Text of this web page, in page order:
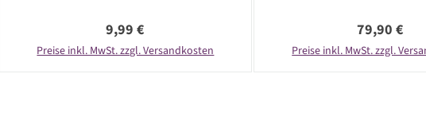
Regulärer Preis:
9,99 €
Preise inkl. MwSt. zzgl. Versandkosten
Regulärer
79,90 €
Preise inkl. MwSt. zzgl.